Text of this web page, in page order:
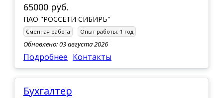
65000 руб.
ПАО "РОССЕТИ СИБИРЬ"
Сменная работа Опыт работы: 1 год
Обновлено: 03 августа 2026
Подробнее Контакты
Бухгалтер